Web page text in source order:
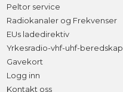
Peltor service
Radiokanaler og Frekvenser
EUs ladedirektiv
Yrkesradio-vhf-uhf-beredskap
Gavekort
Logg inn
Kontakt oss